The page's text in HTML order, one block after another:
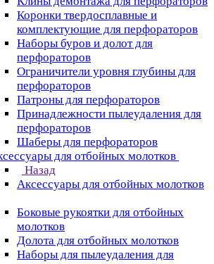
Коронки твердосплавные и
комплектующие для перфораторов
Наборы буров и долот для
перфораторов
Ограничители уровня глубины для
перфораторов
Патроны для перфораторов
Принадлежности пылеудаления для
перфораторов
Шаберы для перфораторов
для отбойных молотков
Назад
Аксессуары для отбойных молотков
Боковые рукоятки для отбойных
молотков
Долота для отбойных молотков
Наборы для пылеудаления для